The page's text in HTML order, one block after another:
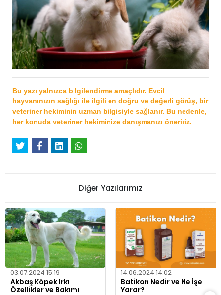
Bu yazı yalnızca bilgilendirme amaçlıdır. Evcil
hayvanınızın sağlığı ile ilgili en doğru ve değerli görüş, bir
veteriner hekiminin uzman bilgisiyle sağlanır. Bu nedenle,
her konuda veteriner hekiminize danışmanızı öneririz.
Diğer Yazılarımız
03.07.2024 15:19
Akbaş Köpek Irkı
Özellikler ve Bakımı
14.06.2024 14:02
Batikon Nedir ve Ne İşe
Yarar?